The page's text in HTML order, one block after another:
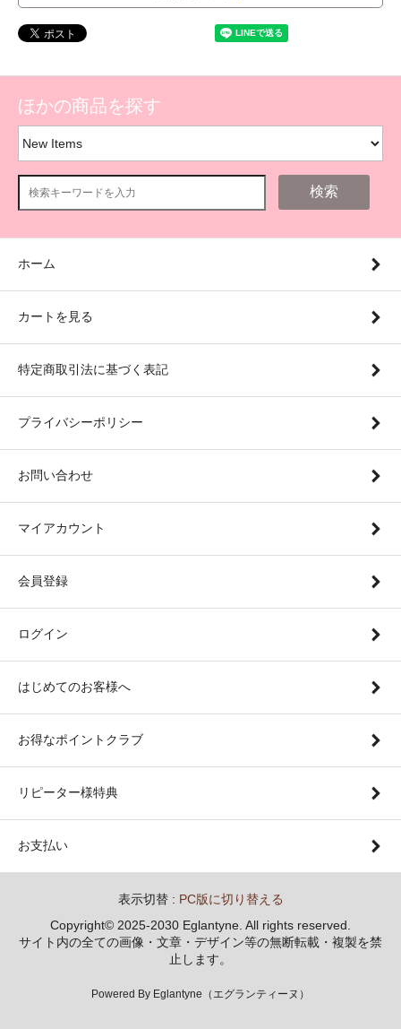
ほかの商品を探す
検索
ホーム
カートを見る
特定商取引法に基づく表記
プライバシーポリシー
お問い合わせ
マイアカウント
会員登録
ログイン
はじめてのお客様へ
お得なポイントクラブ
リピーター様特典
お支払い
表示切替 : PC版に切り替える
Copyright© 2025-2030 Eglantyne. All rights reserved.
サイト内の全ての画像・文章・デザイン等の無断転載・複製を禁
止します。
Powered By Eglantyne（エグランティーヌ）